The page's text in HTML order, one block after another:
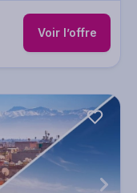
Voir l’offre